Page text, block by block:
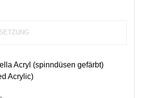
Acryl (spinndüsen gefärbt)
Acrylic)